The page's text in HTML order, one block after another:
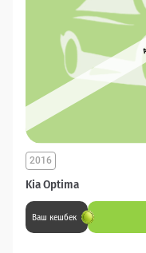
Kia Optima
2016
Ваш кешбек